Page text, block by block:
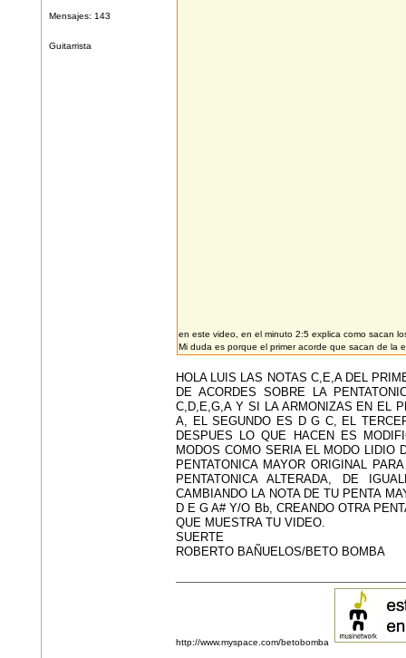
Mensajes: 143
Guitarrista
en este video, en el minuto 2:5 explica como sacan
Mi duda es porque el primer acorde que sacan de
HOLA LUIS LAS NOTAS C,E,A DEL
DE ACORDES SOBRE LA
C,D,E,G,A Y SI LA ARMONIZAS EN EL
A, EL SEGUNDO ES D G C, EL
DESPUES LO QUE HACEN ES
MODOS COMO SERIA EL MODO LIDIO
PENTATONICA MAYOR ORIGINAL
PENTATONICA ALTERADA, DE
CAMBIANDO LA NOTA DE TU PENTA
D E G A# Y/O Bb, CREANDO OTRA
QUE MUESTRA TU VIDEO.
SUERTE
ROBERTO BAÑUELOS/BETO BOMBA
http://www.myspace.com/betobomba